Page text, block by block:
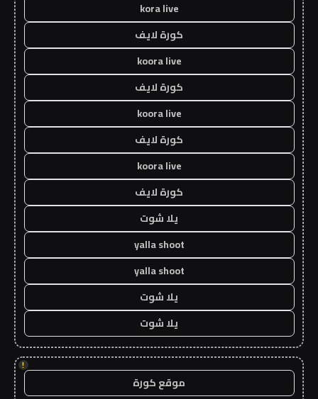
kora live
كورة لايف
koora live
كورة لايف
koora live
كورة لايف
koora live
كورة لايف
يلا شوت
yalla shoot
yalla shoot
يلا شوت
يلا شوت
!
موقع كورة